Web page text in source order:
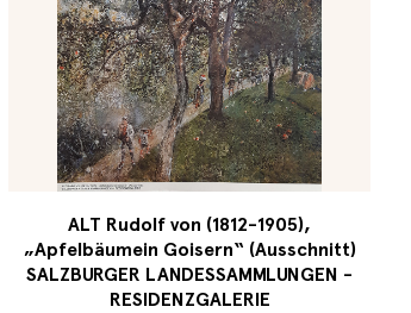
ALT Rudolf von (1812-1905),
„Apfelbäumein Goisern“ (Ausschnitt)
SALZBURGER LANDESSAMMLUNGEN -
RESIDENZGALERIE